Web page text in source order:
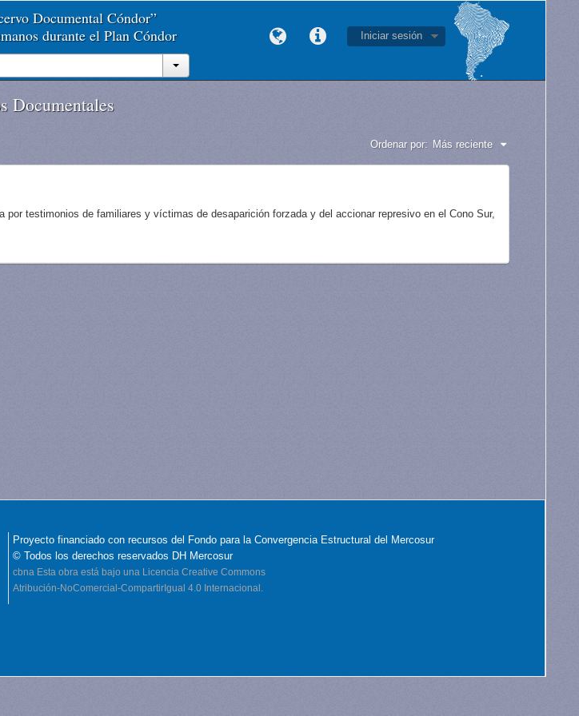
Documental Cóndor”
durante el Plan Cóndor
Iniciar sesión
Documentales
Ordenar por: Más reciente
por testimonios de familiares y víctimas de desaparición forzada y del accionar represivo en el Cono Sur,
Proyecto financiado con recursos del Fondo para la Convergencia Estructural del Mercosur
© Todos los derechos reservados DH Mercosur
cbna Esta obra está bajo una Licencia Creative Commons
Atribución-NoComercial-CompartirIgual 4.0 Internacional.